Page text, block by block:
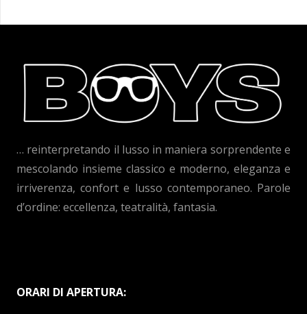
… reinterpretando il lusso in maniera sorprendente e
mescolando insieme classico e moderno, eleganza e
irriverenza, confort e lusso contemporaneo. Parole
d’ordine: eccellenza, teatralità, fantasia.
ORARI DI APERTURA: